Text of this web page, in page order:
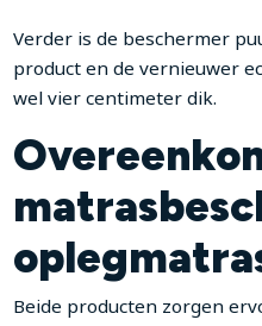
Verder is de beschermer
product en de vernieuwer
wel vier centimeter dik.
Beide producten zorgen